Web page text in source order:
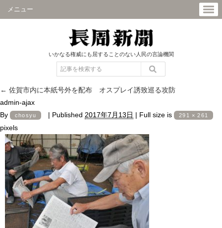
メニュー
いかなる権威にも屈することのない人民の言論機関
← 佐賀市内に本紙号外を配布 オスプレイ誘致巡る攻防
admin-ajax
By
chosyu | Published 2017年7月13日 | Full size is 291 × 261
pixels